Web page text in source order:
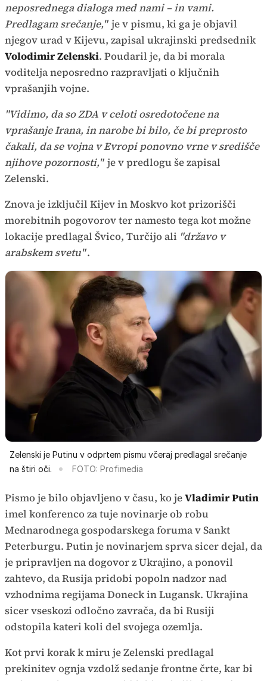
neposrednega dialoga med nami – in vami.
Predlagam srečanje," je v pismu, ki ga je objavil
njegov urad v Kijevu, zapisal ukrajinski predsednik
Volodimir Zelenski. Poudaril je, da bi morala
voditelja neposredno razpravljati o ključnih
vprašanjih vojne.
"Vidimo, da so ZDA v celoti osredotočene na
vprašanje Irana, in narobe bi bilo, če bi preprosto
čakali, da se vojna v Evropi ponovno vrne v središče
njihove pozornosti," je v predlogu še zapisal
Zelenski.
Znova je izključil Kijev in Moskvo kot prizorišči
morebitnih pogovorov ter namesto tega kot možne
lokacije predlagal Švico, Turčijo ali "državo v
arabskem svetu".
Zelenski je Putinu v odprtem pismu včeraj predlagal srečanje
na štiri oči.
FOTO: Profimedia
Pismo je bilo objavljeno v času, ko jeVladimir Putin
imel konferenco za tuje novinarje ob robu
Mednarodnega gospodarskega foruma v Sankt
Peterburgu. Putin je novinarjem sprva sicer dejal, da
je pripravljen na dogovor z Ukrajino, a ponovil
zahtevo, da Rusija pridobi popoln nadzor nad
vzhodnima regijama Doneck in Lugansk. Ukrajina
sicer vseskozi odločno zavrača, da bi Rusiji
odstopila kateri koli del svojega ozemlja.
Kot prvi korak k miru je Zelenski predlagal
prekinitev ognja vzdolž sedanje frontne črte, kar bi